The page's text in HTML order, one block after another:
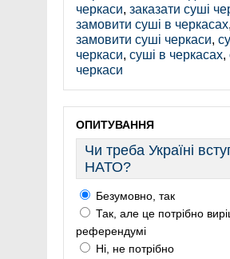
черкаси, заказати суші
замовити суші в черкасах,
замовити суші черкаси,
черкаси, суші в черкасах,
черкаси
ОПИТУВАННЯ
Чи треба Україні
НАТО?
Безумовно, так
Так, але це потрібно
референдумі
Ні, не потрібно